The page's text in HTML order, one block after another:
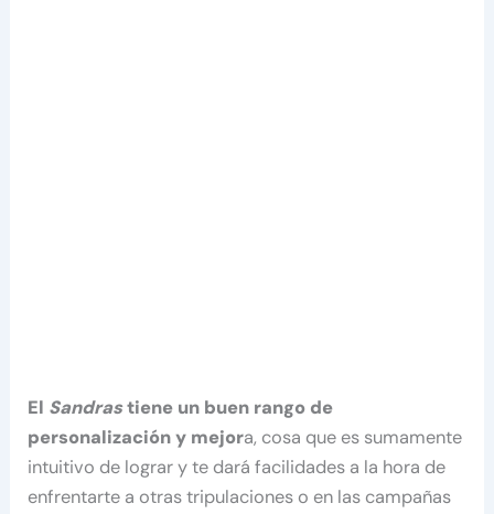
El Sandrastiene un buen rango de
personalización y mejora, cosa que es sumamente
intuitivo de lograr y te dará facilidades a la hora de
enfrentarte a otras tripulaciones o en las campañas